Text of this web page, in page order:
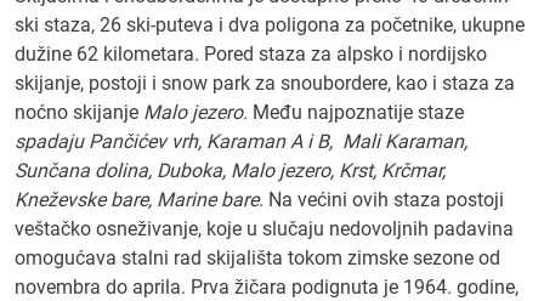
ski staza, 26 ski-puteva i dva poligona za početnike, ukupne
dužine 62 kilometara. Pored staza za alpsko i nordijsko
skijanje, postoji i snow park za snoubordere, kao i staza za
noćno skijanje Malo jezero. Među najpoznatije staze
spadaju Pančićev vrh, Karaman A i B, Mali Karaman,
Sunčana dolina, Duboka, Malo jezero, Krst, Krčmar,
Kneževske bare, Marine bare. Na većini ovih staza postoji
veštačko osneživanje, koje u slučaju nedovoljnih padavina
omogućava stalni rad skijališta tokom zimske sezone od
novembra do aprila. Prva žičara podignuta je 1964. godine,